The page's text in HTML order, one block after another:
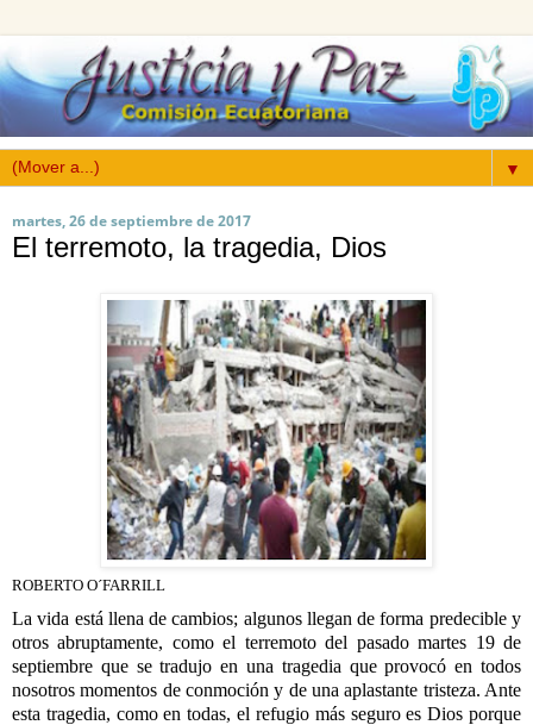
▼
martes, 26 de septiembre de 2017
El terremoto, la tragedia, Dios
ROBERTO O´FARRILL
La vida está llena de cambios; algunos llegan de forma predecible y
otros abruptamente, como el terremoto del pasado martes 19 de
septiembre que se tradujo en una tragedia que provocó en todos
nosotros momentos de conmoción y de una aplastante tristeza. Ante
esta tragedia, como en todas, el refugio más seguro es Dios porque